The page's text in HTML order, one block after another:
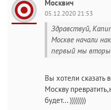
Москвич
05.12.2020 21:53
Здравствуй,
Москве начали
первый мы
Вы хотели сказать
Москву
будет... ))))))))